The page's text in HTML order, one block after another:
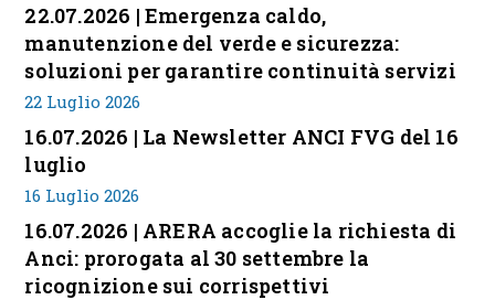
22.07.2026 | Emergenza caldo,
manutenzione del verde e sicurezza:
soluzioni per garantire continuità servizi
22 Luglio 2026
16.07.2026 | La Newsletter ANCI FVG del 16
luglio
16 Luglio 2026
16.07.2026 | ARERA accoglie la richiesta di
Anci: prorogata al 30 settembre la
ricognizione sui corrispettivi